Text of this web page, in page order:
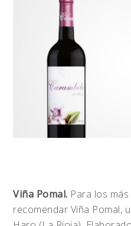
Viña Pomal. Para los
recomendar Viña Pomal,